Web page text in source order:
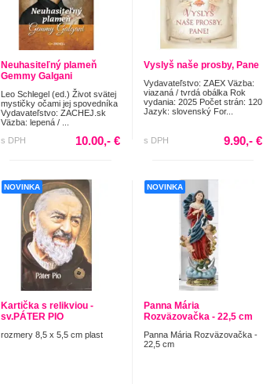
Neuhasiteľný plameň
Gemmy Galgani
Leo Schlegel (ed.) Život svätej
mystičky očami jej spovedníka
Vydavateľstvo: ZACHEJ.sk
Väzba: lepená / ...
s DPH
10.00,- €
Vyslyš naše prosby, Pane
Vydavateľstvo: ZAEX Väzba:
viazaná / tvrdá obálka Rok
vydania: 2025 Počet strán: 120
Jazyk: slovenský For...
s DPH 9.90,- €
NOVINKA
Kartička s relikviou -
sv.PÁTER PIO
rozmery 8,5 x 5,5 cm plast
NOVINKA
Panna Mária
Rozväzovačka - 22,5 cm
Panna Mária Rozväzovačka -
22,5 cm